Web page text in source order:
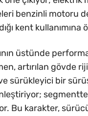
benzinli motoru
kent kullanımına
üstünde
artırılan gövde
sürükleyici bir
Bu karakter,